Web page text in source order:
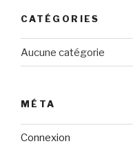
CATÉGORIES
Aucune catégorie
MÉTA
Connexion